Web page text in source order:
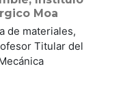
Moa
de materiales,
Titular del